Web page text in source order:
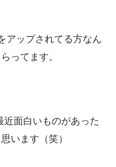
アップされてる方なん
ってます。
面白いものがあった
います（笑）